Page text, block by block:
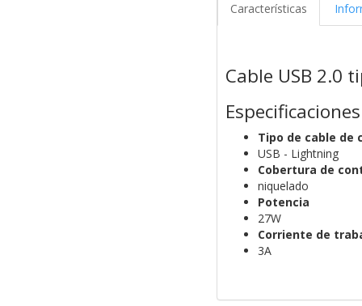
Características
Cable USB 2.0
Especificaciones
Tipo de cable de
USB - Lightning
Cobertura de
niquelado
Potencia
27W
Corriente de
3A